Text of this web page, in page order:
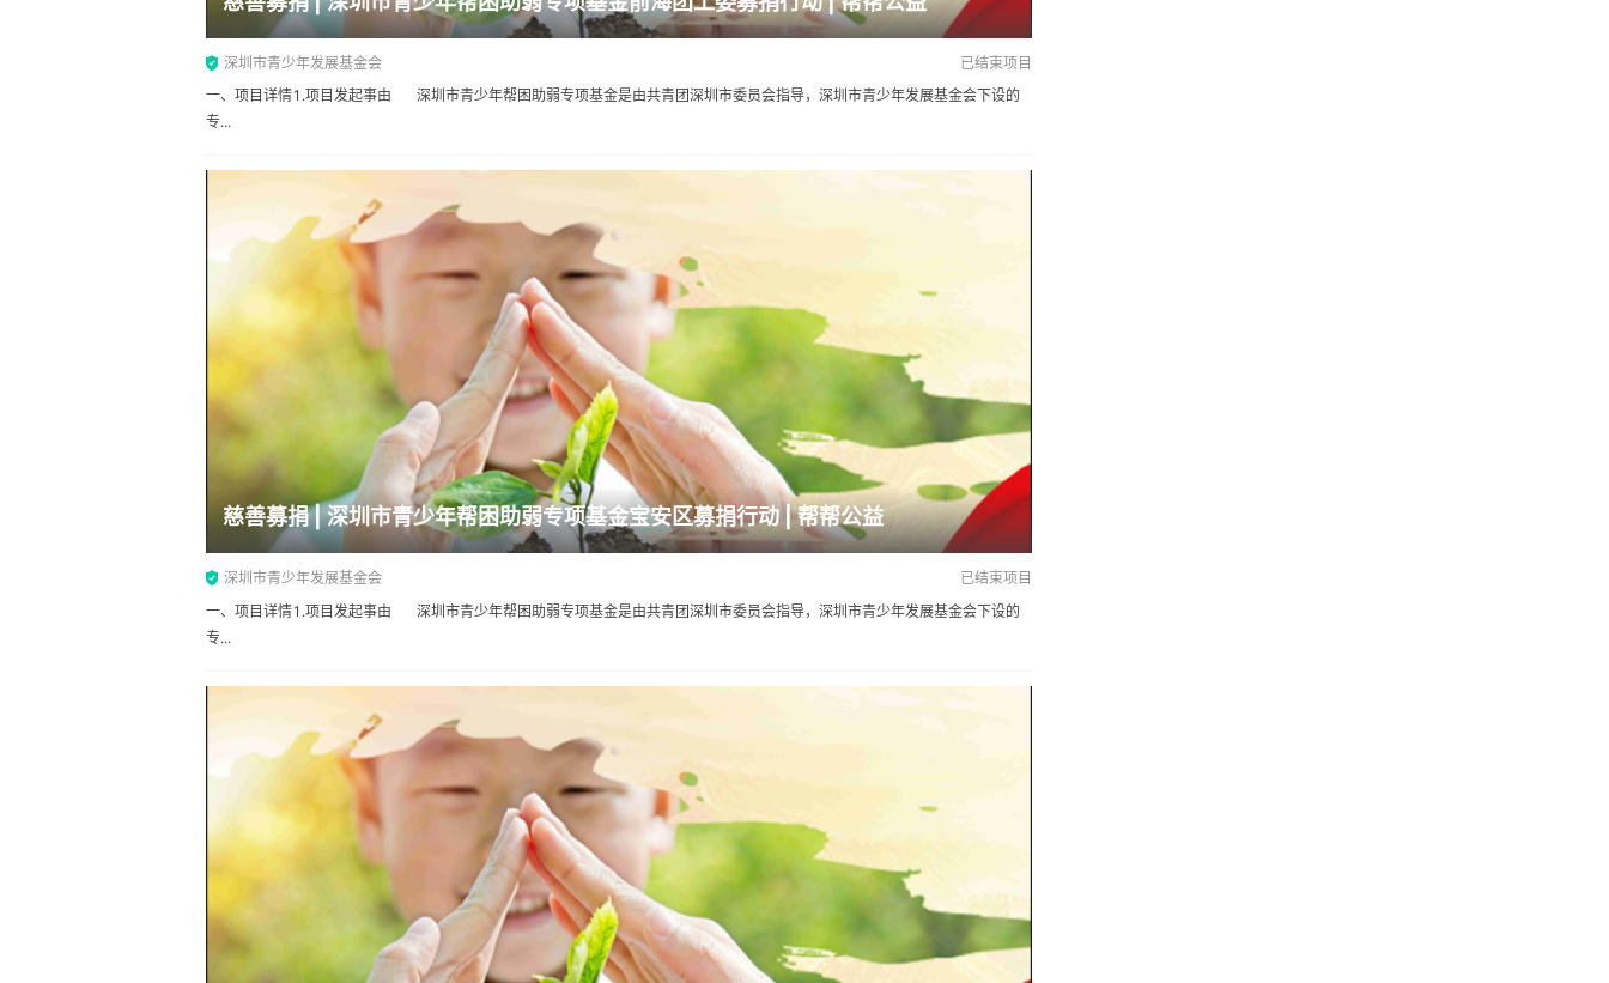
深圳市青少年发展基金会
已结束项目
一、项目详情1.项目发起事由 深圳市青少年帮困助弱专项基金是由共青团深圳市委员会指导，深圳市青少年发展基金会下设的
专...
慈善募捐 | 深圳市青少年帮困助弱专项基金宝安区募捐行动 | 帮帮公益
深圳市青少年发展基金会
已结束项目
一、项目详情1.项目发起事由 深圳市青少年帮困助弱专项基金是由共青团深圳市委员会指导，深圳市青少年发展基金会下设的
专...